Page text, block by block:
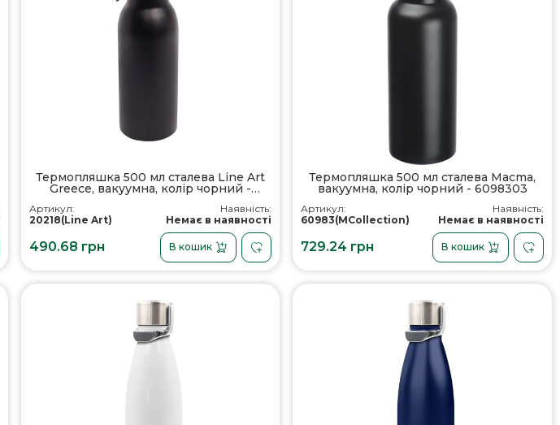
Термопляшка 500 мл сталева Line Art
Greece, вакуумна, колір чорний -
20218-01
Артикул:
20218(Line Art)
Наявність:
Немає в наявності
490.68 грн В кошик
Термопляшка 500 мл сталева Macma,
вакуумна, колір чорний - 6098303
Артикул:
60983(MCollection)
Наявність:
Немає в наявності
729.24 грн В кошик